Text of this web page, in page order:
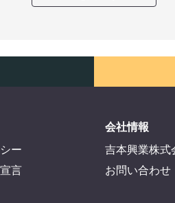
ー
言
会社情報
吉本興業株式
お問い合わせ